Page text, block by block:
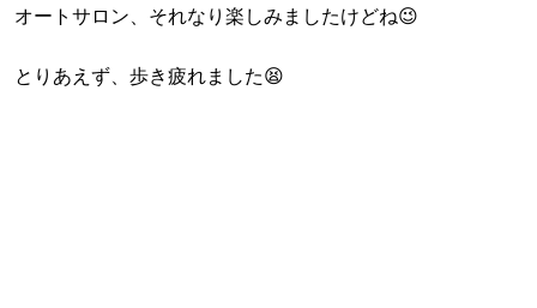
オートサロン、それなり楽しみましたけどね😉
とりあえず、歩き疲れました😫